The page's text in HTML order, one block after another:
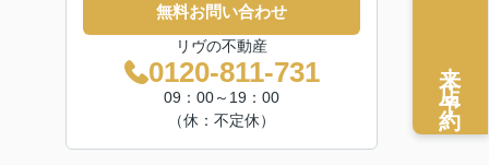
無料お問い合わせ
リヴの不動産
0120-811-731
09：00～19：00
（休：不定休）
来店予約